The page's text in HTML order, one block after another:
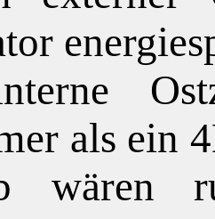
als ein
wären